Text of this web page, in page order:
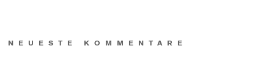
NEUESTE KOMMENTARE